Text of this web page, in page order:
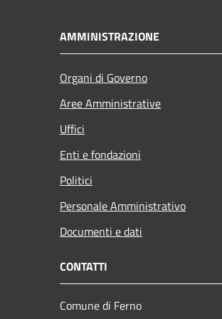
AMMINISTRAZIONE
Organi di Governo
Aree Amministrative
Uffici
Enti e fondazioni
Politici
Personale Amministrativo
Documenti e dati
CONTATTI
Comune di Ferno